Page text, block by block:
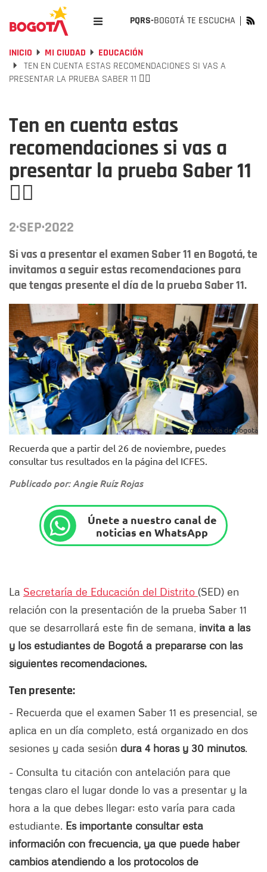
PQRS-BOGOTÁ TE ESCUCHA
INICIO MI CIUDAD
EDUCACIÓN
TEN EN CUENTA ESTAS RECOMENDACIONES SI VAS A
PRESENTAR LA PRUEBA SABER 11 👇🏻
Ten en cuenta estas
recomendaciones si vas a
presentar la prueba Saber 11
👇🏻
2·SEP·2022
Si vas a presentar el examen Saber 11 en Bogotá, te
invitamos a seguir estas recomendaciones para
que tengas presente el día de la prueba Saber 11.
Foto: Alcaldía de Bogotá
Recuerda que a partir del 26 de noviembre, puedes
consultar tus resultados en la página del ICFES.
Publicado por: Angie Ruíz Rojas
Únete a nuestro canal de
noticias en WhatsApp
La Secretaría de Educación del Distrito (SED) en
relación con la presentación de la prueba Saber 11
que se desarrollará este fin de semana, invita a las
y los estudiantes de Bogotá a prepararse con las
siguientes recomendaciones.
Ten presente:
- Recuerda que el examen Saber 11 es presencial, se
aplica en un día completo, está organizado en dos
sesiones y cada sesión dura 4 horas y 30 minutos.
- Consulta tu citación con antelación para que
tengas claro el lugar donde lo vas a presentar y la
hora a la que debes llegar; esto varía para cada
estudiante. Es importante consultar esta
información con frecuencia, ya que puede haber
cambios atendiendo a los protocolos de